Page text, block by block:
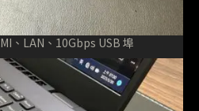
、LAN、10Gbps USB 埠